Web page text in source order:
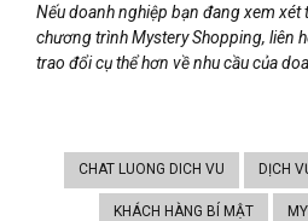
Nếu doanh nghiệp bạn đang xem xét
chương trình Mystery Shopping, liên
trao đổi cụ thể hơn về nhu cầu của
CHAT LUONG DICH VU DỊCH
KHÁCH HÀNG BÍ MẬT